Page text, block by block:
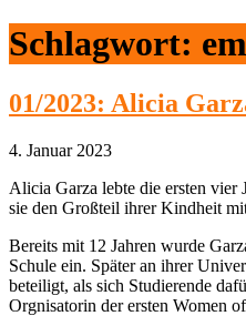
Schlagwort:
01/2023: Alicia
4. Januar 2023
Alicia Garza lebte die ersten vier
sie den Großteil ihrer Kindheit
Bereits mit 12 Jahren wurde
Schule ein. Später an ihrer
beteiligt, als sich Studierende
Orgnisatorin der ersten Women